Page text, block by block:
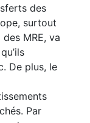
des
surtout
MRE, va
De plus, le
Par